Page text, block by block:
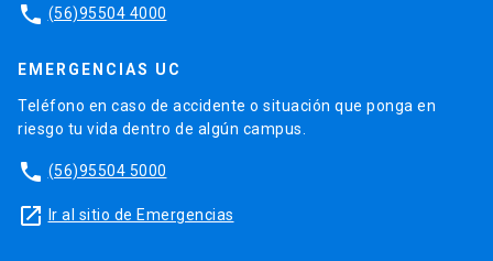
phone (56)95504 4000
EMERGENCIAS UC
Teléfono en caso de accidente o situación que ponga en
riesgo tu vida dentro de algún campus.
phone (56)95504 5000
launch Ir al sitio de Emergencias